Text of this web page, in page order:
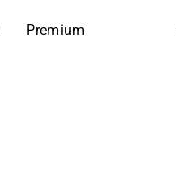
Premium